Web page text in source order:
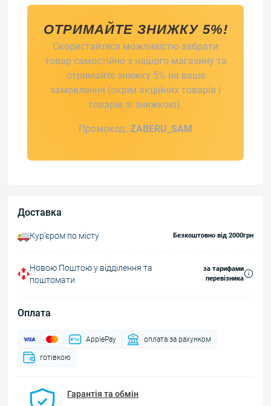
ОТРИМАЙТЕ ЗНИЖКУ 5%!
Скористайтеся можливістю забрати
товар самостійно з нашого магазину та
отримайте знижку 5% на ваше
замовлення (окрім акційних товарів і
товарів зі знижкою).
Промокод: ZABERU_SAM
Доставка
Курʼєром по місту Безкоштовно від 2000грн
Новою Поштою у відділення та
поштомати
за тарифами
перевізника
Оплата
ApplePay оплата за рахунком
готівкою
Гарантія та обмін